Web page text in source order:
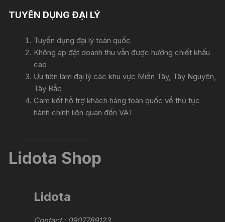
TUYỂN DỤNG ĐẠI LÝ
Tuyển dụng đại lý toàn quốc
Không áp đặt doanh thu vẫn được hưởng chiết khấu
cao
Ưu tiên làm đại lý các khu vực Miền Tây, Tây Nguyên,
Tây Bắc
Cam kết hỗ trợ khách hàng toàn quốc về thủ tục
hành chính liên quan đến VAT
Lidota Shop
Lidota